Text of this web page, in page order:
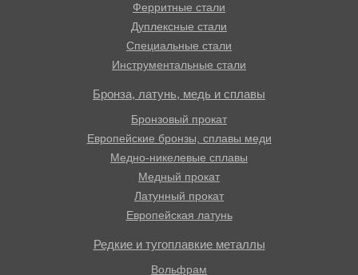
Ферритные стали
Дуплексные стали
Специальные стали
Инструментальные стали
Бронза, латунь, медь и сплавы
Бронзовый прокат
Европейские бронзы, сплавы меди
Медно-никелевые сплавы
Медный прокат
Латунный прокат
Европейская латунь
Редкие и тугоплавкие металлы
Вольфрам